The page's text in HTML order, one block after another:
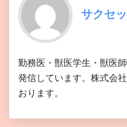
サクセ
勤務医・獣医学生・獣医
発信しています。株式会
おります。